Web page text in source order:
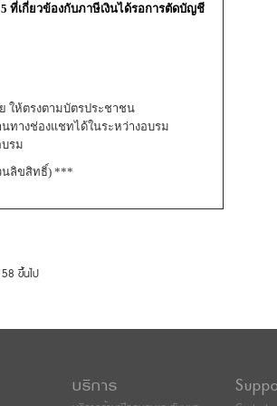
ที่เกี่ยวข้องกับภาษีเงินได้รอการตัดบัญชี
ให้ตรงตามบัตรประชาชน
ทางช่องแชทได้ในระหว่างอบรม
บรม
นลิขสิทธิ์) ***
ขึ้นไป
บริการ